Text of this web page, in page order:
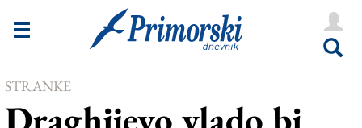
Novice
Goriška
Kultura
STRANKE